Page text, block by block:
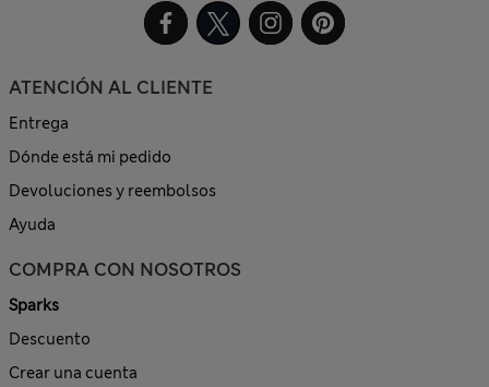
ATENCIÓN AL CLIENTE
Entrega
Dónde está mi pedido
Devoluciones y reembolsos
Ayuda
COMPRA CON NOSOTROS
Sparks
Descuento
Crear una cuenta